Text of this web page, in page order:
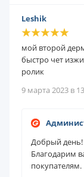
Leshik
мой второй
быстро чет
ролик
9 марта 2023 в
Добрый день!
Благодарим
покупателям.